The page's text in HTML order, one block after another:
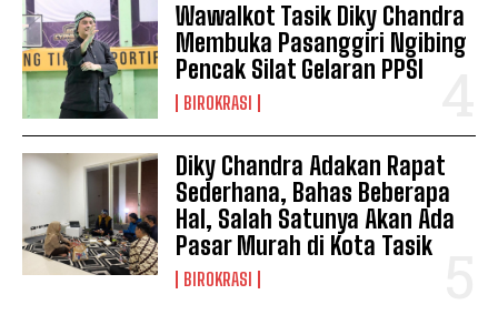
Wawalkot Tasik Diky Chandra
Membuka Pasanggiri Ngibing
Pencak Silat Gelaran PPSI
BIROKRASI
Diky Chandra Adakan Rapat
Sederhana, Bahas Beberapa
Hal, Salah Satunya Akan Ada
Pasar Murah di Kota Tasik
BIROKRASI